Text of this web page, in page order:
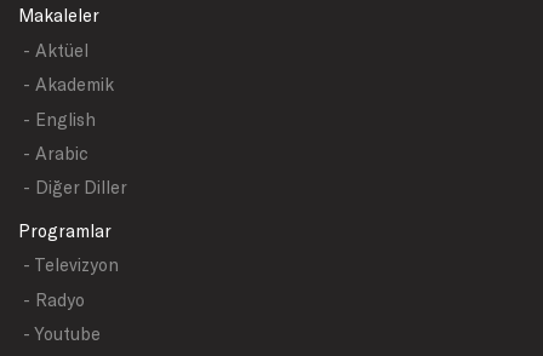
Makaleler
- Aktüel
- Akademik
- English
- Arabic
- Diğer Diller
Programlar
- Televizyon
- Radyo
- Youtube